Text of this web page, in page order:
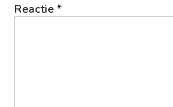
Reactie*